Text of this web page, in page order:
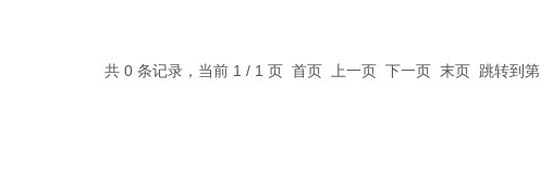
共 0 条记录，当前 1 / 1 页 首页 上一页 下一页 末页 跳转到第